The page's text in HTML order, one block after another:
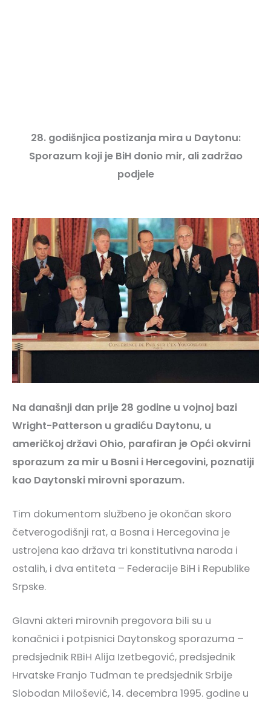
28. godišnjica postizanja mira u Daytonu:
Sporazum koji je BiH donio mir, ali zadržao
podjele
Na današnji dan prije 28 godine u vojnoj bazi
Wright-Patterson u gradiću Daytonu, u
američkoj državi Ohio, parafiran je Opći okvirni
sporazum za mir u Bosni i Hercegovini, poznatiji
kao Daytonski mirovni sporazum.
Tim dokumentom službeno je okončan skoro
četverogodišnji rat, a Bosna i Hercegovina je
ustrojena kao država tri konstitutivna naroda i
ostalih, i dva entiteta – Federacije BiH i Republike
Srpske.
Glavni akteri mirovnih pregovora bili su u
konačnici i potpisnici Daytonskog sporazuma –
predsjednik RBiH Alija Izetbegović, predsjednik
Hrvatske Franjo Tuđman te predsjednik Srbije
Slobodan Milošević, 14. decembra 1995. godine u